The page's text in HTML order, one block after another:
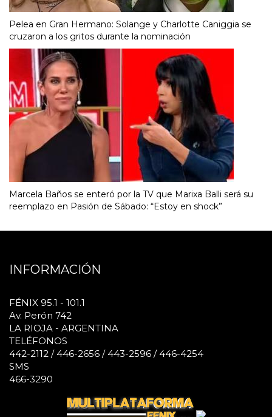
Pelea en Gran Hermano: Solange y Charlotte Caniggia se
cruzaron a los gritos durante la nominación
Marcela Baños se enteró por la TV que Marixa Balli será su
reemplazo en Pasión de Sábado: “Estoy en shock”
INFORMACIÓN
FÉNIX 95.1 - 101.1
Av. Perón 742
LA RIOJA - ARGENTINA
TELÉFONOS
442-2112 / 446-2656 / 443-2596 / 446-4254
SMS
466-3290